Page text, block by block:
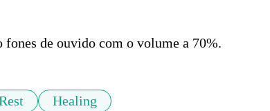
fones de ouvido com o volume a 70%.
Healing